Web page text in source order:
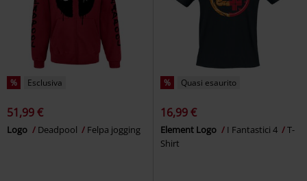
% Esclusiva
51,99 €
Logo Deadpool Felpa jogging
% Quasi esaurito
16,99 €
Element Logo I Fantastici 4
T-
Shirt